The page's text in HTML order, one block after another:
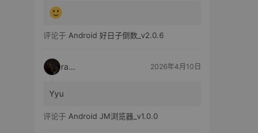
评论于 Android 好日子倒数_v2.0.6
raka 2026年4月10日
Yyu
评论于 Android JM浏览器_v1.0.0